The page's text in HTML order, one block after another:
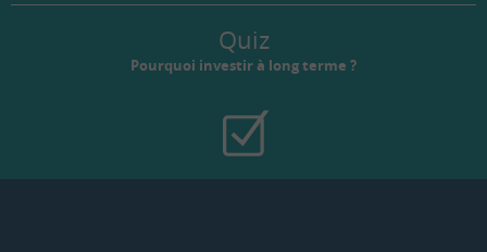
Quiz
Pourquoi investir à long terme ?